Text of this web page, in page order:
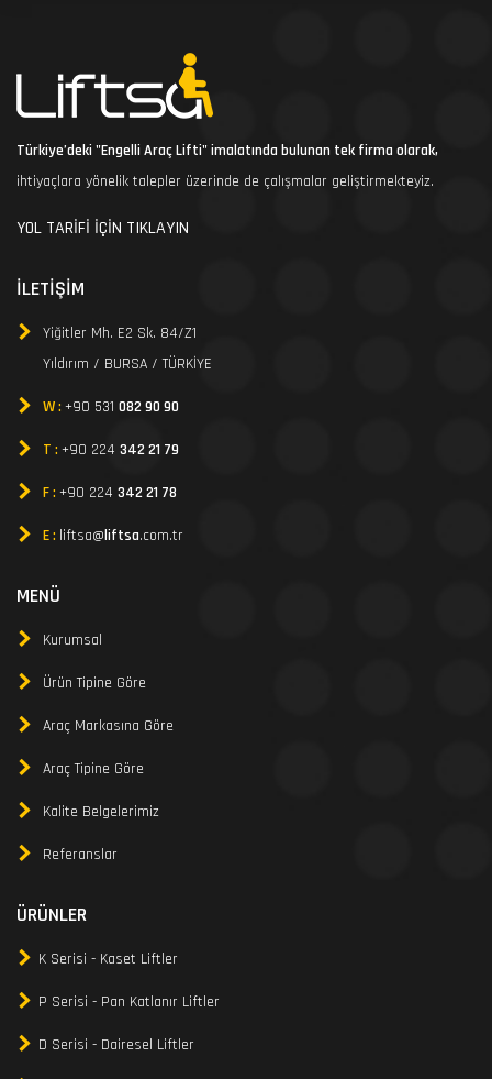
Türkiye’deki "Engelli Araç Lifti" imalatında bulunan tek firma olarak,
ihtiyaçlara yönelik talepler üzerinde de çalışmalar geliştirmekteyiz.
YOL TARİFİ İÇİN TIKLAYIN
İLETIŞIM
Yiğitler Mh. E2 Sk. 84/Z1
Yıldırım / BURSA / TÜRKİYE
W : +90 531 082 90 90
T : +90 224 342 21 79
F : +90 224 342 21 78
E : liftsa@liftsa.com.tr
MENÜ
Kurumsal
Ürün Tipine Göre
Araç Markasına Göre
Araç Tipine Göre
Kalite Belgelerimiz
Referanslar
ÜRÜNLER
K Serisi - Kaset Liftler
P Serisi - Pan Katlanır Liftler
D Serisi - Dairesel Liftler